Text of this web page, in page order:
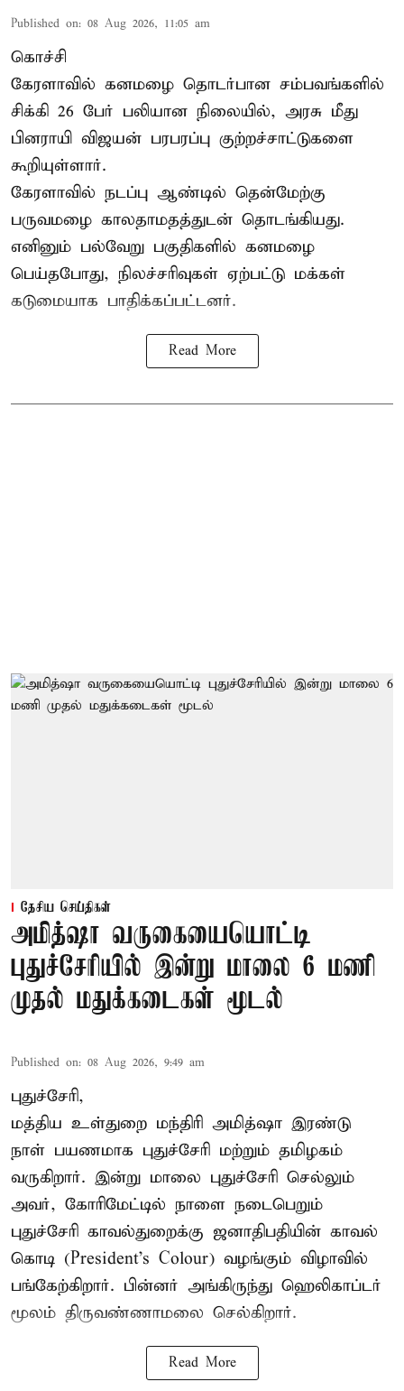
Published on: 08 Aug 2026, 11:05 am
கொச்சி
கேரளாவில் கனமழை தொடர்பான சம்பவங்களில்
சிக்கி 26 பேர் பலியான நிலையில், அரசு மீது
பினராயி விஜயன் பரபரப்பு குற்றச்சாட்டுகளை
கூறியுள்ளார்.
கேரளாவில் நடப்பு ஆண்டில் தென்மேற்கு
பருவமழை காலதாமதத்துடன் தொடங்கியது.
எனினும் பல்வேறு பகுதிகளில் கனமழை
பெய்தபோது, நிலச்சரிவுகள் ஏற்பட்டு மக்கள்
கடுமையாக பாதிக்கப்பட்டனர்.
Read More
தேசிய செய்திகள்
அமித்ஷா வருகையையொட்டி
புதுச்சேரியில் இன்று மாலை 6 மணி
முதல் மதுக்கடைகள் மூடல்
Published on: 08 Aug 2026, 9:49 am
புதுச்சேரி,
மத்திய உள்துறை மந்திரி அமித்ஷா இரண்டு
நாள் பயணமாக புதுச்சேரி மற்றும் தமிழகம்
வருகிறார். இன்று மாலை புதுச்சேரி செல்லும்
அவர், கோரிமேட்டில் நாளை நடைபெறும்
புதுச்சேரி காவல்துறைக்கு ஜனாதிபதியின் காவல்
கொடி (President's Colour) வழங்கும் விழாவில்
பங்கேற்கிறார். பின்னர் அங்கிருந்து ஹெலிகாப்டர்
மூலம் திருவண்ணாமலை செல்கிறார்.
Read More